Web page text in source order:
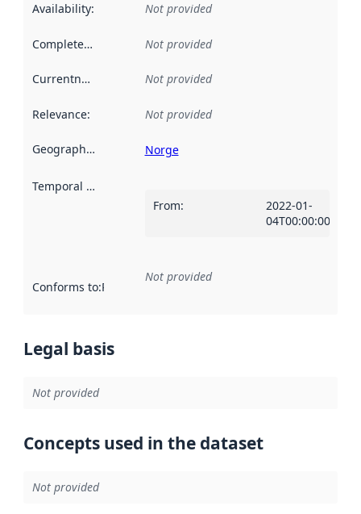
Availability: Not provided
Completeness Not provided
Currentness Not provided
Relevance: Not provided
Geographical scope Norge
Temporal scope
From:
2022-01-
04T00:00:00Z
Conforms to:Reference to an implementation rule or other
Not provided
Legal basis
Not provided
Concepts used in the dataset
Not provided